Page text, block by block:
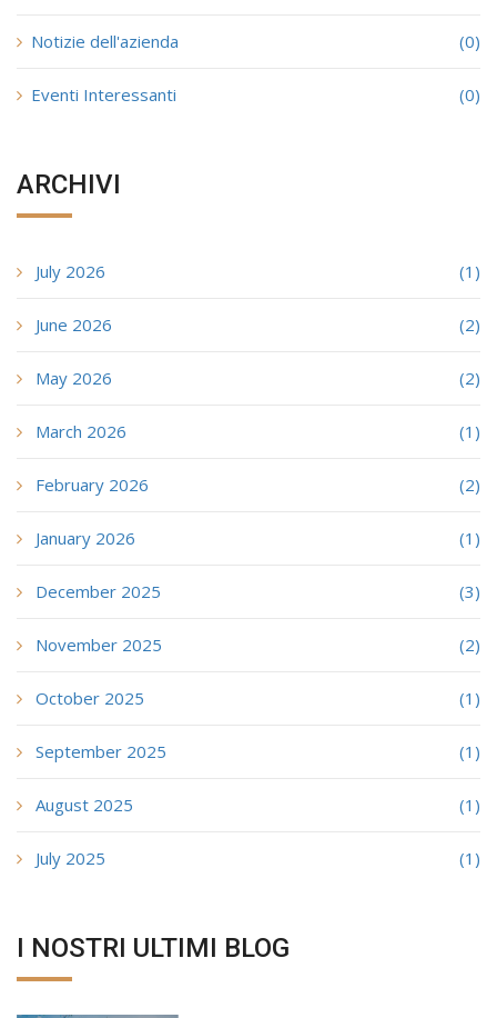
Notizie dell'azienda (0)
Eventi Interessanti (0)
ARCHIVI
July 2026 (1)
June 2026 (2)
May 2026 (2)
March 2026 (1)
February 2026 (2)
January 2026 (1)
December 2025 (3)
November 2025 (2)
October 2025 (1)
September 2025 (1)
August 2025 (1)
July 2025 (1)
I NOSTRI ULTIMI BLOG